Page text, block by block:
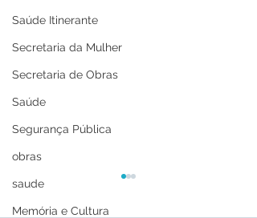
Saúde Itinerante
Secretaria da Mulher
Secretaria de Obras
Saúde
Segurança Pública
obras
saude
Memória e Cultura